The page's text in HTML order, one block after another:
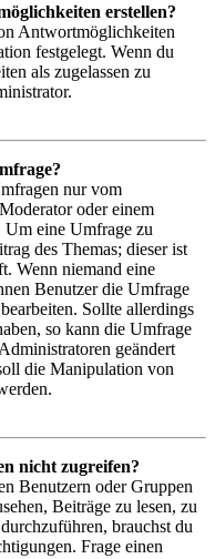
erstellen?
Antwortmöglichkeiten
festgelegt. Wenn du
als zugelassen zu
nur vom
oder einem
Um eine Umfrage zu
des Themas; dieser ist
Wenn niemand eine
Benutzer die Umfrage
Sollte allerdings
so kann die Umfrage
geändert
die Manipulation von
nicht zugreifen?
Benutzern oder Gruppen
Beiträge zu lesen, zu
brauchst du
Frage einen